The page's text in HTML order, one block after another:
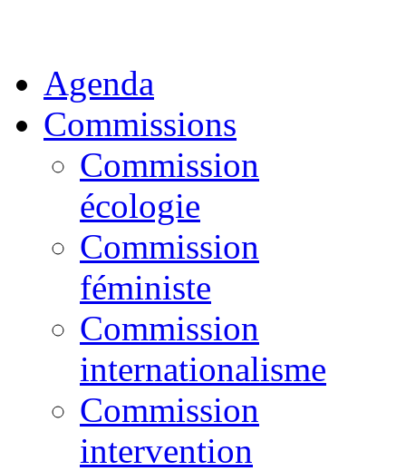
Agenda
Commissions
Commission
écologie
Commission
féministe
Commission
internationalisme
Commission
intervention